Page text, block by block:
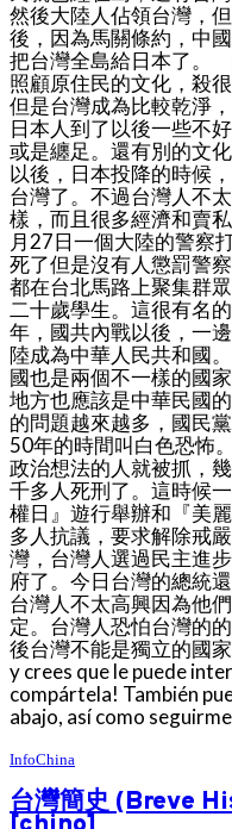
然後大陸人佔領台灣，
後，因為馬關條約，中
把台灣全島給日本了。
照顧原住民的文化，殺
但是台灣成為比較乾淨
日本人到了以後一些不
或是纏足。還有別的文
以後，日本投降的時候
台灣了。不過台灣人不
樣，而且很多經濟和賣
月27日一個大陸的警察
死了但是沒有人懲罰警
都在台北馬路上聚集群
二十歲學生。這很有名
年，國共內戰以後，一
陸成為中華人民共和國
國也是兩個不一樣的國
地方也應該是中華民國
的問題越來越多，國民
50年的時間叫白色恐怖
政治想法的人就被抓，
千多人死刑了。這時候
權日』遊行舉辦和『美
多人抗議，要求解除戒
灣，台灣人選過民主進
府了。今日台灣的總統
台灣人不太高興因為他
定。台灣人恐怕台灣的
後台灣不能是獨立的國
y crees que le puede
compártela! También
abajo, así como
InfoChina
台灣簡史 (Breve